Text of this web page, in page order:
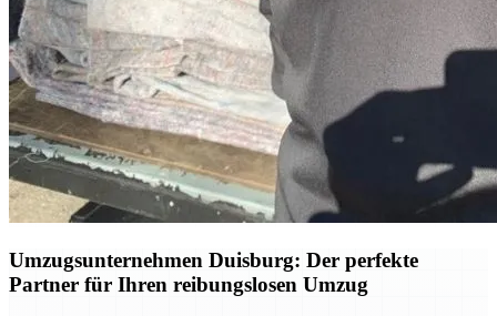
Umzugsunternehmen Duisburg: Der perfekte
Partner für Ihren reibungslosen Umzug